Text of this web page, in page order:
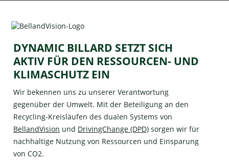
DYNAMIC BILLARD SETZT SICH
AKTIV FÜR DEN RESSOURCEN- UND
KLIMASCHUTZ EIN
Wir bekennen uns zu unserer Verantwortung
gegenüber der Umwelt. Mit der Beteiligung an den
Recycling-Kreisläufen des dualen Systems von
BellandVision und DrivingChange (DPD) sorgen wir für
nachhaltige Nutzung von Ressourcen und Einsparung
von CO2.